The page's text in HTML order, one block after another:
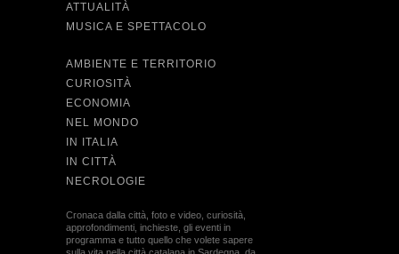
ATTUALITÀ
MUSICA E SPETTACOLO
AMBIENTE E TERRITORIO
CURIOSITÀ
ECONOMIA
NEL MONDO
IN ITALIA
IN CITTÀ
NECROLOGIE
Cronaca dalla città, foto e video, curiosità,
approfondimenti, inchieste, gli eventi in
programma e tutto quello che volete sapere